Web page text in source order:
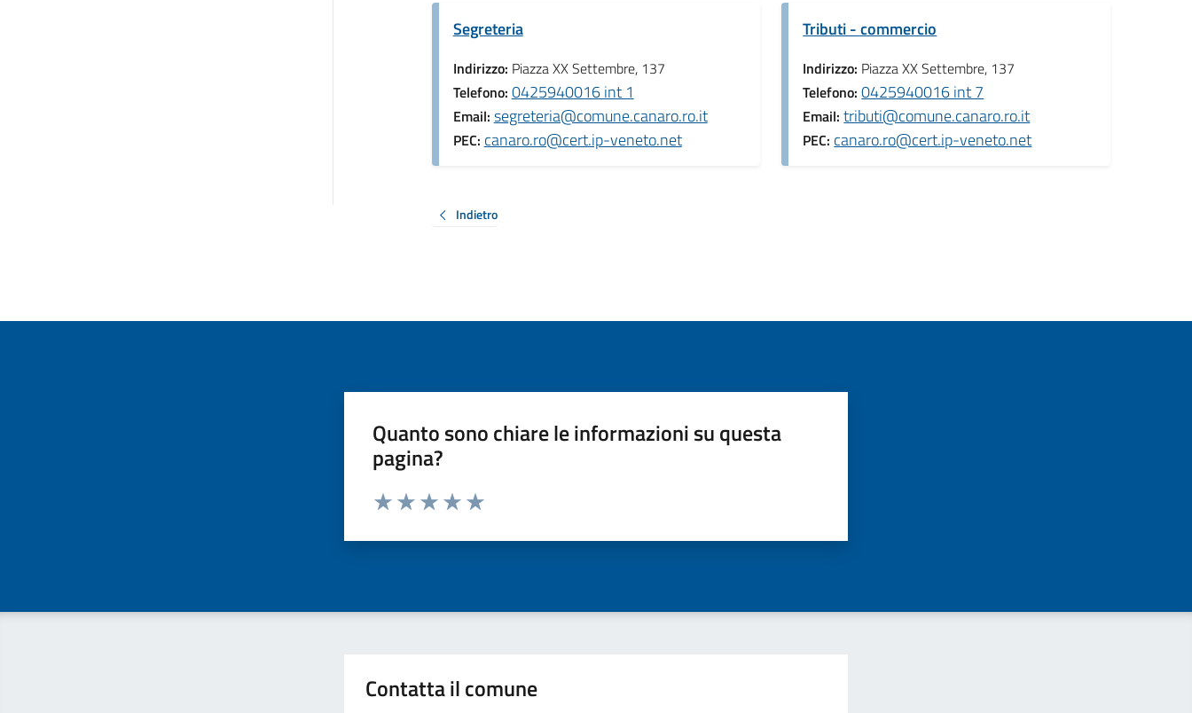
Segreteria
Indirizzo: Piazza XX Settembre, 137
Telefono: 0425940016 int 1
Email: segreteria@comune.canaro.ro.it
PEC: canaro.ro@cert.ip-veneto.net
Tributi - commercio
Indirizzo: Piazza XX Settembre, 137
Telefono:0425940016 int 7
Email:tributi@comune.canaro.ro.it
PEC: canaro.ro@cert.ip-veneto.net
Indietro
Quanto sono chiare le informazioni su questa
pagina?
Valuta da 1 a 5 stelle la pagina
Contatta il comune